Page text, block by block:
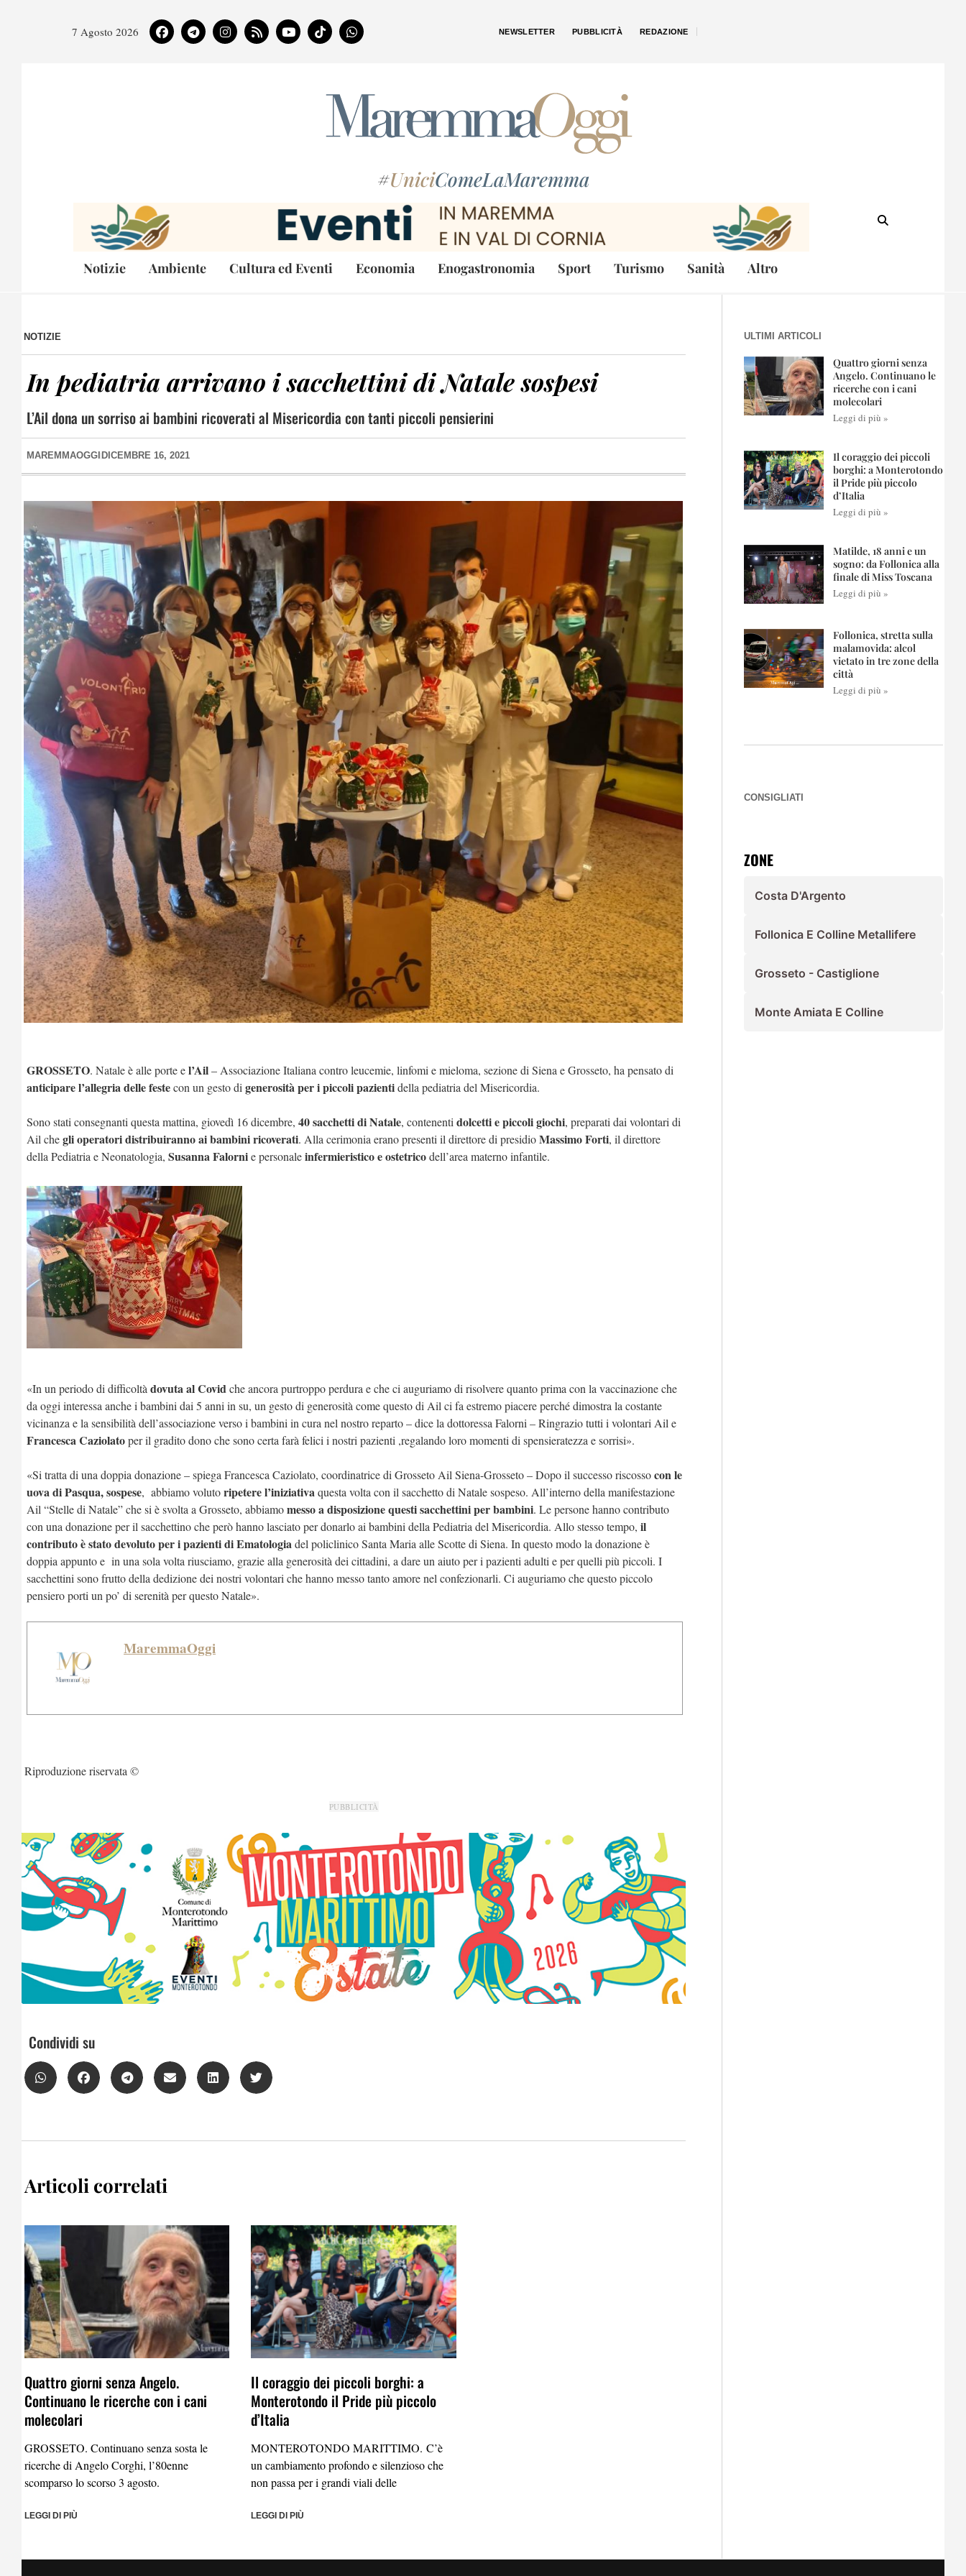
7 Agosto 2026 NEWSLETTER PUBBLICITÀ REDAZIONE
#UniciComeLaMaremma
Notizie Ambiente Cultura ed Eventi Economia Enogastronomia Sport Turismo Sanità Altro
NOTIZIE
In pediatria arrivano i sacchettini di Natale sospesi
L’Ail dona un sorriso ai bambini ricoverati al Misericordia con tanti piccoli pensierini
MAREMMAOGGI DICEMBRE 16, 2021
GROSSETO. Natale è alle porte el’Ail– Associazione Italiana contro leucemie, linfomi e mieloma, sezione di Siena e Grosseto, ha pensato di
anticipare l’allegria delle festecon un gesto di generosità per i piccoli pazientidella pediatria del Misericordia.
Sono stati consegnanti questa mattina, giovedì 16 dicembre, 40 sacchetti di Natale, contenenti dolcetti e piccoli giochi, preparati dai volontari di
Ail chegli operatori distribuiranno ai bambini ricoverati. Alla cerimonia erano presenti il direttore di presidioMassimo Forti, il direttore
della Pediatria e Neonatologia, Susanna Falornie personaleinfermieristico e ostetricodell’area materno infantile.
«In un periodo di difficoltà dovuta al Covid che ancora purtroppo perdura e che ci auguriamo di risolvere quanto prima con la vaccinazione che
da oggi interessa anche i bambini dai 5 anni in su, un gesto di generosità come questo di Ail ci fa estremo piacere perché dimostra la costante
vicinanza e la sensibilità dell’associazione verso i bambini in cura nel nostro reparto – dice la dottoressa Falorni – Ringrazio tutti i volontari Ail e
Francesca Caziolatoper il gradito dono che sono certa farà felici i nostri pazienti ,regalando loro momenti di spensieratezza e sorrisi».
«Si tratta di una doppia donazione – spiega Francesca Caziolato, coordinatrice di Grosseto Ail Siena-Grosseto – Dopo il successo riscossocon le
uova di Pasqua, sospese, abbiamo volutoripetere l’iniziativa questa volta con il sacchetto di Natale sospeso. All’interno della manifestazione
Ail “Stelle di Natale” che si è svolta a Grosseto, abbiamomesso a disposizione questi sacchettini per bambini. Le persone hanno contributo
con una donazione per il sacchettino che però hanno lasciato per donarlo ai bambini della Pediatria del Misericordia. Allo stesso tempo, il
contributo è stato devoluto per i pazienti di Ematologia del policlinico Santa Maria alle Scotte di Siena. In questo modo la donazione è
doppia appunto e in una sola volta riusciamo, grazie alla generosità dei cittadini, a dare un aiuto per i pazienti adulti e per quelli più piccoli. I
sacchettini sono frutto della dedizione dei nostri volontari che hanno messo tanto amore nel confezionarli. Ci auguriamo che questo piccolo
pensiero porti un po’ di serenità per questo Natale».
MaremmaOggi
Riproduzione riservata ©
PUBBLICITÀ
Condividi su
Articoli correlati
Quattro giorni senza Angelo.
Continuano le ricerche con i cani
molecolari
GROSSETO. Continuano senza sosta le
ricerche di Angelo Corghi, l’80enne
scomparso lo scorso 3 agosto.
LEGGI DI PIÙ
Il coraggio dei piccoli borghi: a
Monterotondo il Pride più piccolo
d’Italia
MONTEROTONDO MARITTIMO. C’è
un cambiamento profondo e silenzioso che
non passa per i grandi viali delle
LEGGI DI PIÙ
ULTIMI ARTICOLI
Quattro giorni senza
Angelo. Continuano le
ricerche con i cani
molecolari
Leggi di più »
Il coraggio dei piccoli
borghi: a Monterotondo
il Pride più piccolo
d’Italia
Leggi di più »
Matilde, 18 anni e un
sogno: da Follonica alla
finale di Miss Toscana
Leggi di più »
Follonica, stretta sulla
malamovida: alcol
vietato in tre zone della
città
Leggi di più »
CONSIGLIATI
ZONE
Costa D'Argento
Follonica E Colline Metallifere
Grosseto - Castiglione
Monte Amiata E Colline